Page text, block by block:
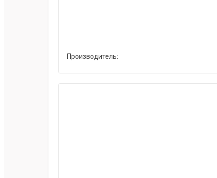
Производитель: